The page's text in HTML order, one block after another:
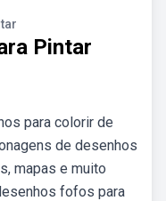
Pintar
para colorir de
de desenhos
mapas e muito
fofos para